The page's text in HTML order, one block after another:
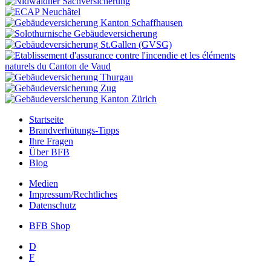
Startseite
Brandverhütungs-Tipps
Ihre Fragen
Über BFB
Blog
Medien
Impressum/Rechtliches
Datenschutz
BFB Shop
D
F